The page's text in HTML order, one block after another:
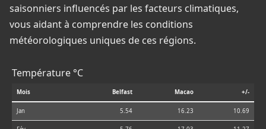
saisonniers influencés par les facteurs climatiques,
vous aidant à comprendre les conditions
météorologiques uniques de ces régions.
Température °C
Mois Belfast Macao +/-
Jan 5.54 16.23 10.69